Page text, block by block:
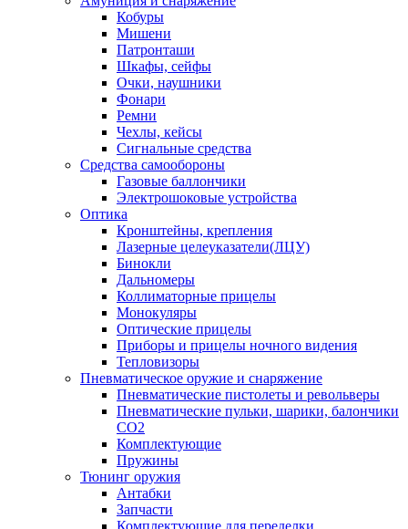
Кобуры
Мишени
Патронташи
Шкафы, сейфы
Очки, наушники
Фонари
Ремни
Чехлы, кейсы
Сигнальные средства
Средства самообороны
Газовые баллончики
Электрошоковые устройства
Оптика
Кронштейны, крепления
Лазерные целеуказатели(ЛЦУ)
Бинокли
Дальномеры
Коллиматорные прицелы
Монокуляры
Оптические прицелы
Приборы и прицелы ночного видения
Тепловизоры
Пневматическое оружие и снаряжение
Пневматические пистолеты и револьверы
Пневматические пульки, шарики, балончики
CO2
Комплектующие
Пружины
Тюнинг оружия
Антабки
Запчасти
Комплектующие для переделки